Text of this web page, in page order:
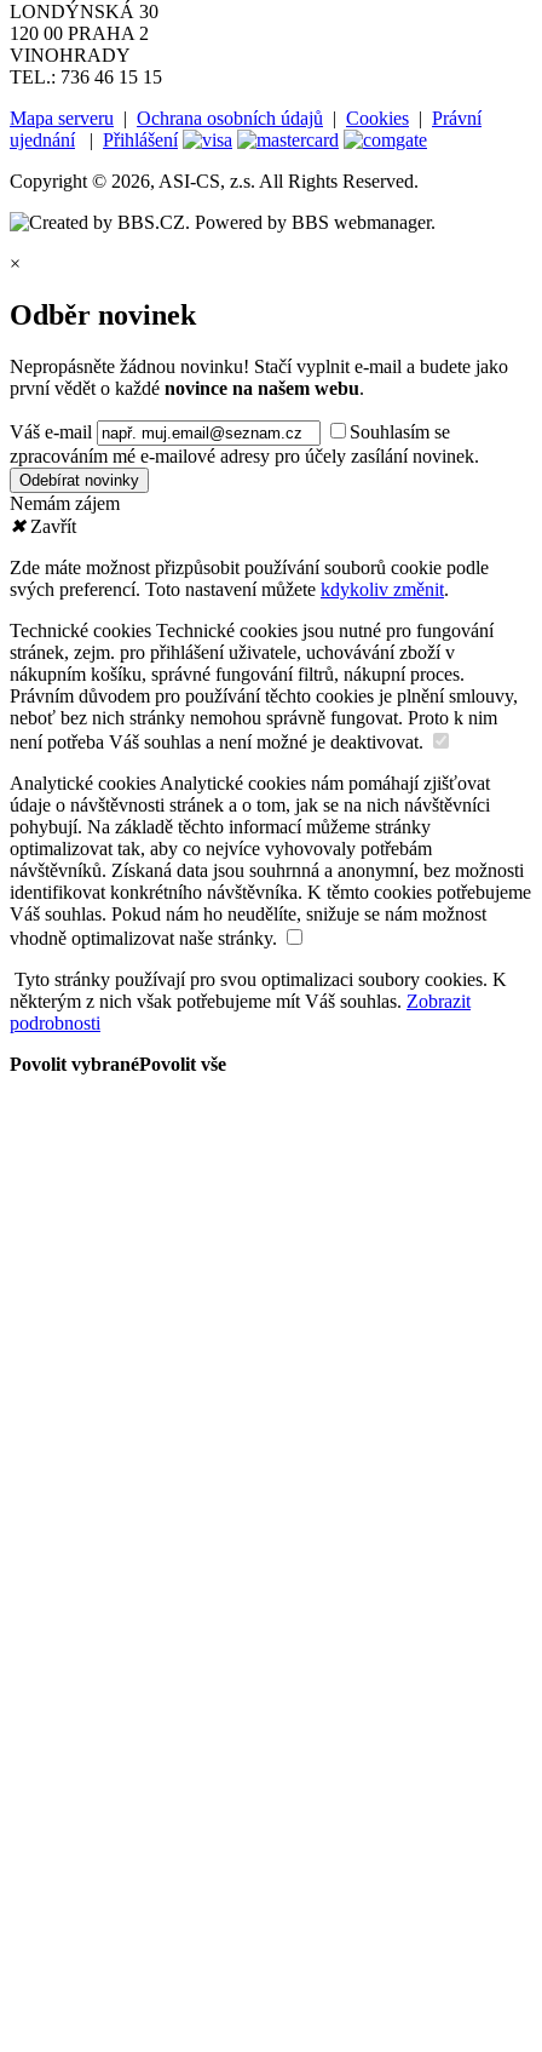
LONDÝNSKÁ 30
120 00 PRAHA 2
VINOHRADY
TEL.: 736 46 15 15
Mapa serveru | Ochrana osobních údajů | Cookies | Právní
ujednání| Přihlášení
Copyright © 2026, ASI-CS, z.s. All Rights Reserved.
×
Odběr novinek
Nepropásněte žádnou novinku! Stačí vyplnit e-mail a budete jako
první vědět o každé novince na našem webu.
Váš e-mail
Souhlasím se
zpracováním mé e-mailové adresy pro účely zasílání novinek.
Nemám zájem
✖Zavřít
Zde máte možnost přizpůsobit používání souborů cookie podle
svých preferencí. Toto nastavení můžete kdykoliv změnit.
Technické cookies Technické cookies jsou nutné pro fungování
stránek, zejm. pro přihlášení uživatele, uchovávání zboží v
nákupním košíku, správné fungování filtrů, nákupní proces.
Právním důvodem pro používání těchto cookies je plnění smlouvy,
neboť bez nich stránky nemohou správně fungovat. Proto k nim
není potřeba Váš souhlas a není možné je deaktivovat.
Analytické cookies Analytické cookies nám pomáhají zjišťovat
údaje o návštěvnosti stránek a o tom, jak se na nich návštěvníci
pohybují. Na základě těchto informací můžeme stránky
optimalizovat tak, aby co nejvíce vyhovovaly potřebám
návštěvníků. Získaná data jsou souhrnná a anonymní, bez možnosti
identifikovat konkrétního návštěvníka. K těmto cookies potřebujeme
Váš souhlas. Pokud nám ho neudělíte, snižuje se nám možnost
vhodně optimalizovat naše stránky.
Tyto stránky používají pro svou optimalizaci soubory cookies. K
některým z nich však potřebujeme mít Váš souhlas. Zobrazit
podrobnosti
Povolit vybranéPovolit vše